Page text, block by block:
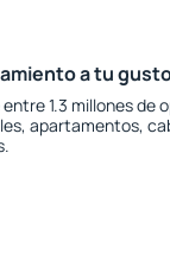
a tu
entre 1.3 millones de
apartamentos,